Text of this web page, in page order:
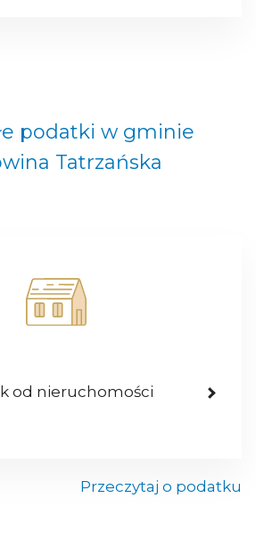
podatki w gminie
Tatrzańska
od nieruchomości
Przeczytaj o podatku